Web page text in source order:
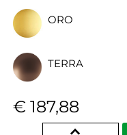
ORO
TERRA
€ 187,88